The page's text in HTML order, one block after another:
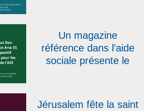
Un magazine
référence dans l’aide
sociale présente le
Jérusalem fête la saint